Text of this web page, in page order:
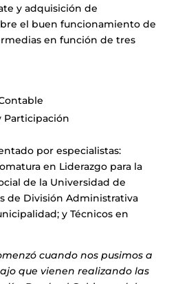
y adquisición de
el buen funcionamiento de
en función de tres
Participación
por especialistas:
en Liderazgo para la
de la Universidad de
de División Administrativa
y Técnicos en
cuando nos pusimos a
que vienen realizando las